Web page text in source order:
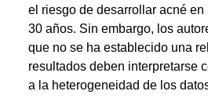
el riesgo de desarrollar acné en
30 años. Sin embargo, los
que no se ha establecido una
resultados deben interpretarse
a la heterogeneidad de los